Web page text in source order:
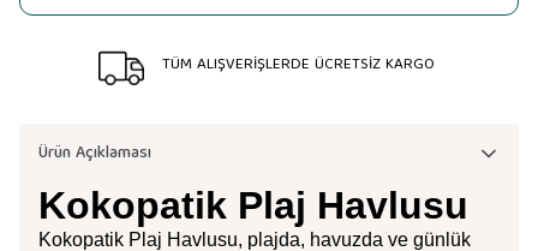
TÜM ALIŞVERİŞLERDE ÜCRETSİZ KARGO
Ürün Açıklaması
Kokopatik Plaj Havlusu
Kokopatik Plaj Havlusu, plajda, havuzda ve günlük